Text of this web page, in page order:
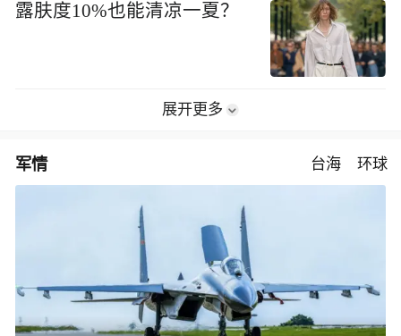
露肤度10%也能清凉一夏？
展开更多
军情 台海 环球